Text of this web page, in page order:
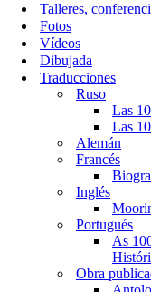
Talleres,
Fotos
Vídeos
Dibujada
Traducciones
Ruso
Las
Las
Alemán
Francés
Inglés
Portugués
As
Obra